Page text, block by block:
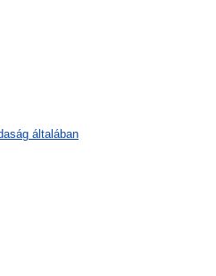
általában